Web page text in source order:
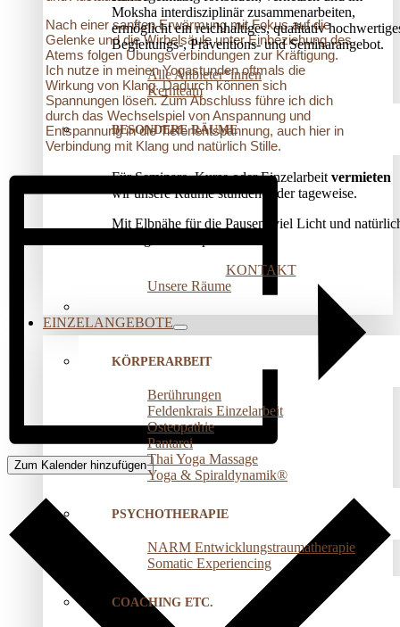
Moksha interdisziplinär zusammenarbeiten,
ermöglicht ein reichhaltiges, qualitativ
Begleitungs-, Präventions­- und Seminarangebot.
Alle Anbieter*innen
Kernteam
BESONDERE RÄUME
Für Seminare, Kurse oder Einzelarbeit vermieten
wir unsere Räume stunden- oder tageweise.
Mit Elbnähe für die Pausen, viel Licht und
KONTAKT
Unsere Räume
EINZELANGEBOTE
KÖRPERARBEIT
Berührungen
Feldenkrais Einzelarbeit
Osteopathie
Pantarei
Thai Yoga Massage
Yoga & Spiraldynamik®
PSYCHOTHERAPIE
NARM Entwicklungstraumatherapie
Somatic Experiencing
COACHING ETC.
Nach einer sanften Erwärmung mit Fokus auf die
Gelenke und die Wirbelsäule unter Einbeziehung des
Atems folgen Übungsverbindungen zur Kräftigung.
Ich nutze in meinen Yogastunden oftmals die
Wirkung von Klang. Dadurch können sich
Spannungen lösen. Zum Abschluss führe ich dich
durch das Wechselspiel von Anspannung und
Entspannung in die Tiefenentspannung, auch hier in
Verbindung mit Klang und natürlich Stille.
Zum Kalender hinzufügen